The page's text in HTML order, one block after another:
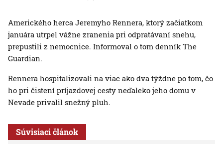
Amerického herca Jeremyho Rennera, ktorý začiatkom
januára utrpel vážne zranenia pri odpratávaní snehu,
prepustili z nemocnice. Informoval o tom denník The
Guardian.
Rennera hospitalizovali na viac ako dva týždne po tom, čo
ho pri čistení príjazdovej cesty neďaleko jeho domu v
Nevade privalil snežný pluh.
Súvisiaci článok